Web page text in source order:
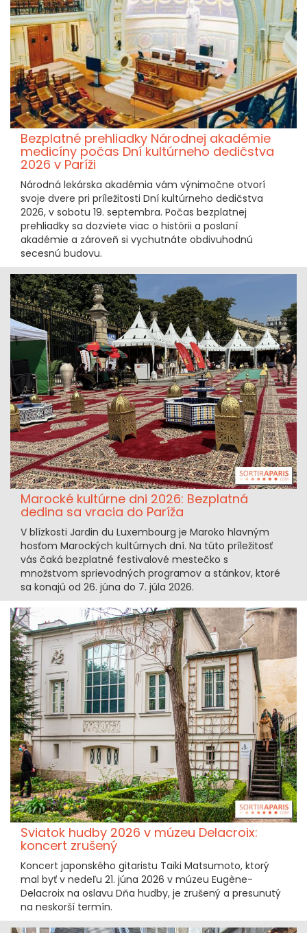
Bezplatné prehliadky Národnej akadémie
medicíny počas Dní kultúrneho dedičstva
2026 v Paríži
Národná lekárska akadémia vám výnimočne otvorí
svoje dvere pri príležitosti Dní kultúrneho dedičstva
2026, v sobotu 19. septembra. Počas bezplatnej
prehliadky sa dozviete viac o histórii a poslaní
akadémie a zároveň si vychutnáte obdivuhodnú
secesnú budovu.
Marocké kultúrne dni 2026: Bezplatná
dedina sa vracia do Paríža
V blízkosti Jardin du Luxembourg je Maroko hlavným
hosťom Marockých kultúrnych dní. Na túto príležitosť
vás čaká bezplatné festivalové mestečko s
množstvom sprievodných programov a stánkov, ktoré
sa konajú od 26. júna do 7. júla 2026.
Sviatok hudby 2026 v múzeu Delacroix:
koncert zrušený
Koncert japonského gitaristu Taïki Matsumoto, ktorý
mal byť v nedeľu 21. júna 2026 v múzeu Eugène-
Delacroix na oslavu Dňa hudby, je zrušený a presunutý
na neskorší termín.